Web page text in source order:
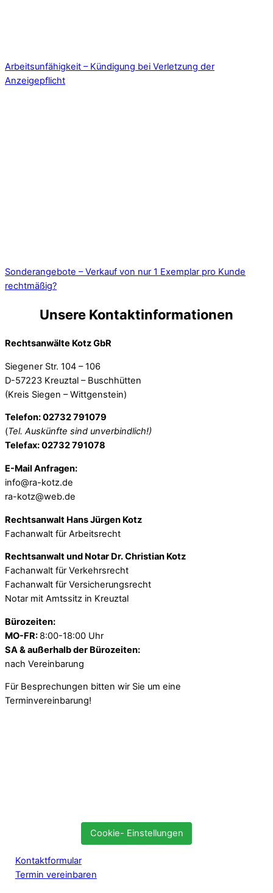
Arbeitsunfähigkeit – Kündigung bei Verletzung der
Anzeigepflicht
Sonderangebote – Verkauf von nur 1 Exemplar pro Kunde
rechtmäßig?
Unsere Kontaktinformationen
Rechtsanwälte Kotz GbR
Siegener Str. 104 – 106
D-57223 Kreuztal – Buschhütten
(Kreis Siegen – Wittgenstein)
Telefon: 02732 791079
(Tel. Auskünfte sind unverbindlich!)
Telefax: 02732 791078
E-Mail Anfragen:
info@ra-kotz.de
ra-kotz@web.de
Rechtsanwalt Hans Jürgen Kotz
Fachanwalt für Arbeitsrecht
Rechtsanwalt und Notar Dr. Christian Kotz
Fachanwalt für Verkehrsrecht
Fachanwalt für Versicherungsrecht
Notar mit Amtssitz in Kreuztal
Bürozeiten:
MO-FR: 8:00-18:00 Uhr
SA & außerhalb der Bürozeiten:
nach Vereinbarung
Für Besprechungen bitten wir Sie um eine
Terminvereinbarung!
Cookie- Einstellungen
Kontaktformular
Termin vereinbaren